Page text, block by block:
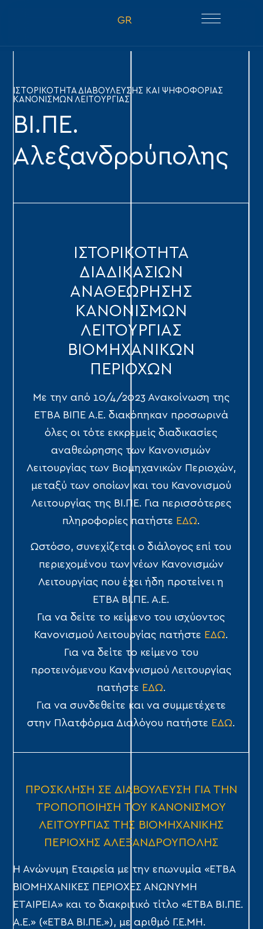
GR
ΙΣΤΟΡΙΚΟΤΗΤΑ ΔΙΑΒΟΥΛΕΥΣΗΣ ΚΑΙ ΨΗΦΟΦΟΡΙΑΣ
ΚΑΝΟΝΙΣΜΩΝ ΛΕΙΤΟΥΡΓΙΑΣ
ΒΙ.ΠΕ.
Αλεξανδρούπολης
ΙΣΤΟΡΙΚOTHTA
ΔΙΑΔΙΚΑΣΙΩΝ
ΑΝΑΘΕΩΡΗΣΗΣ
ΚΑΝΟΝΙΣΜΩΝ
ΛΕΙΤΟΥΡΓΙΑΣ
ΒΙΟΜΗΧΑΝΙΚΩΝ
ΠΕΡΙΟΧΩΝ
Με την από 10/4/2023 Ανακοίνωση της
ΕΤΒΑ ΒΙΠΕ Α.Ε. διακόπηκαν προσωρινά
όλες οι τότε εκκρεμείς διαδικασίες
αναθεώρησης των Κανονισμών
Λειτουργίας των Βιομηχανικών Περιοχών,
μεταξύ των οποίων και του Κανονισμού
Λειτουργίας της ΒΙ.ΠΕ. Για περισσότερες
πληροφορίες πατήστε ΕΔΩ.
Ωστόσο, συνεχίζεται ο διάλογος επί του
περιεχομένου των νέων Κανονισμών
Λειτουργίας που έχει ήδη προτείνει η
ΕΤΒΑ ΒΙ.ΠΕ. Α.Ε.
Για να δείτε το κείμενο του ισχύοντος
Κανονισμού Λειτουργίας πατήστε ΕΔΩ.
Για να δείτε το κείμενο του
προτεινόμενου Κανονισμού Λειτουργίας
πατήστε ΕΔΩ.
Για να συνδεθείτε και να συμμετέχετε
στην Πλατφόρμα Διαλόγου πατήστε ΕΔΩ.
ΠΡΟΣΚΛΗΣΗ ΣΕ ΔΙΑΒΟΥΛΕΥΣΗ ΓΙΑ ΤΗΝ
ΤΡΟΠΟΠΟΙΗΣΗ ΤΟΥ ΚΑΝΟΝΙΣΜΟΥ
ΛΕΙΤΟΥΡΓΙΑΣ ΤΗΣ ΒΙΟΜΗΧΑΝΙΚΗΣ
ΠΕΡΙΟΧΗΣ ΑΛΕΞΑΝΔΡΟΥΠΟΛΗΣ
Η Ανώνυμη Εταιρεία με την επωνυμία «ΕΤΒΑ
ΒΙΟΜΗΧΑΝΙΚΕΣ ΠΕΡΙΟΧΕΣ ΑΝΩΝΥΜΗ
ΕΤΑΙΡΕΙΑ» και το διακριτικό τίτλο «ΕΤΒΑ ΒΙ.ΠΕ.
Α.Ε.» («ΕΤΒΑ ΒΙ.ΠΕ.»), με αριθμό Γ.Ε.ΜΗ.